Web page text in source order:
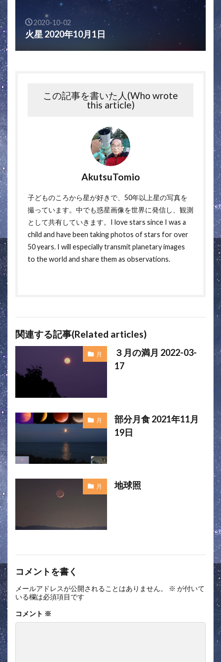
2020-10-02
火星 2020年10月1日
この記事を書いた人(Who wrote
this article)
AkutsuTomio
子どものころから星が好きで、50年以上星の写真を
撮っています。中でも惑星画像を世界に発信し、観測
として共有していきます。I love stars since I was a
child and have been taking photos of stars for over
50 years. I will especially transmit planetary images
to the world and share them as observations.
関連する記事(Related articles)
月
３月の満月 2022-03-
17
月
部分月食 2021年11月
19日
月 地球照
コメントを書く
メールアドレスが公開されることはありません。 ※ が付いて
いる欄は必須項目です
コメント ※